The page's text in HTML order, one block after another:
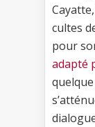
cultes
pour
adapté